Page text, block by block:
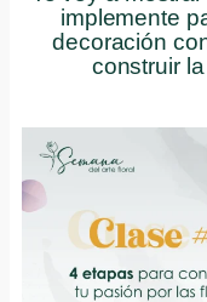
implemente
decoración
construir